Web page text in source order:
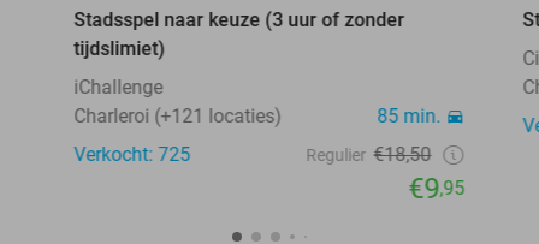
Stadsspel naar keuze (3 uur of zonder
tijdslimiet)
iChallenge
Charleroi (+121 locaties)
85 min.
Verkocht: 725
Regulier €18,50
€9,95